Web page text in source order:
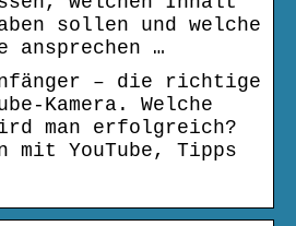
sollen und welche
ansprechen …
– die richtige
Kamera. Welche
man erfolgreich?
mit YouTube, Tipps